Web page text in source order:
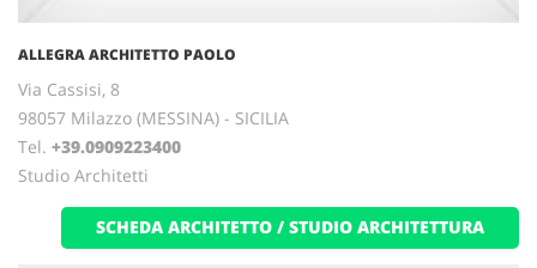
ALLEGRA ARCHITETTO PAOLO
Via Cassisi, 8
98057 Milazzo (MESSINA) - SICILIA
Tel. +39.0909223400
Studio Architetti
SCHEDA ARCHITETTO / STUDIO ARCHITETTURA